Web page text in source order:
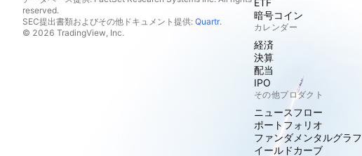
reserved.
SEC提出書類およびその他ドキュメント提供: Quartr.
© 2026 TradingView, Inc.
ETF
暗号コイン
カレンダー
経済
決算
配当
IPO
その他プロダクト
ニュースフロー
ポートフォリオ
ファンダメンタルグラフ
イールドカーブ